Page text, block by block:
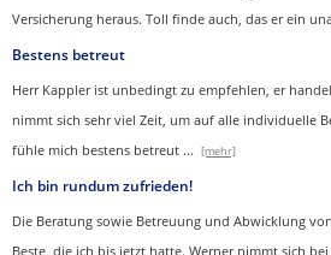
Versicherung heraus. Toll finde auch, das er ein
Bestens betreut
Herr Kappler ist unbedingt zu empfehlen, er
nimmt sich sehr viel Zeit, um auf alle individuelle
fühle mich bestens betreut ... [mehr]
Ich bin rundum zufrieden!
Die Beratung sowie Betreuung und Abwicklung
Beste, die ich bis jetzt hatte. Werner nimmt sich